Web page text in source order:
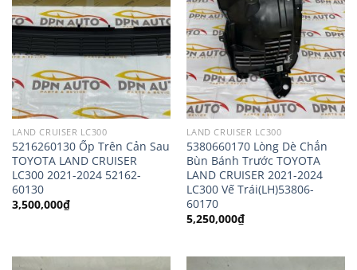
LAND CRUISER LC300
5216260130 Ốp Trên Cản Sau
TOYOTA LAND CRUISER
LC300 2021-2024 52162-
60130
3,500,000₫
LAND CRUISER LC300
5380660170 Lòng Dè Chắn
Bùn Bánh Trước TOYOTA
LAND CRUISER 2021-2024
LC300 Vế Trái(LH)53806-
60170
5,250,000₫